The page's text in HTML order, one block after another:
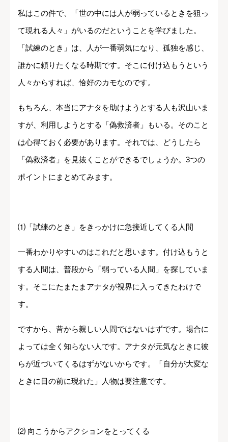
私はこの件で、「世の中には人が弱っているときを狙っ
て現れる人々」がいるのだということを学びました。
「試練のとき」は、人が一番弱気になり、孤独を感じ、
誰かに頼りたくなる時期です。そこに付け込もうという
人々からすれば、恰好のカモなのです。
もちろん、本当にアナタを助けようとする人も沢山いま
すが、利用しようとする「偽救済者」もいる。そのこと
は心得ておく必要があります。それでは、どうしたら
「偽救済者」を見抜くことができるでしょうか。3つの
ポイントにまとめてみます。
⑴「試練のとき」をきっかけに急接近してくる人間
一番わかりやすいのはこれだと思います。付け込もうと
する人間は、普段から「弱っている人間」を探していま
す。そこにたまたまアナタが視界に入ってきたわけで
す。
ですから、昔から親しい人間ではないはずです。場合に
よっては全く知らない人です。アナタが元気なときに彼
らが近づいてくるはずがないからです。「自分が大変な
ときに目の前に現れた」人物は要注意です。
⑵ 向こうからアクションをとってくる